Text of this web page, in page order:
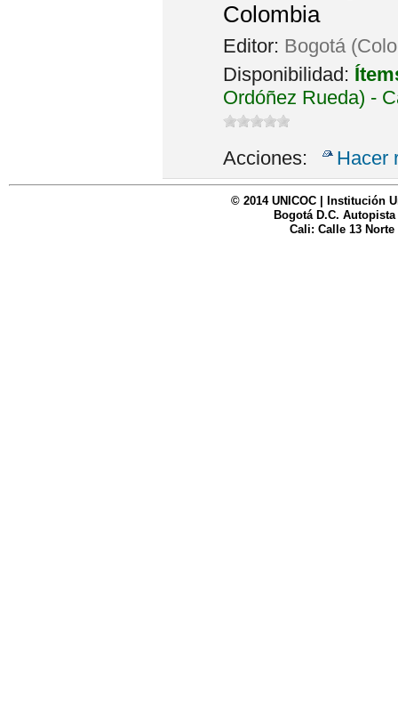
Colombia
Editor: Bogotá
Disponibilidad:
Ordóñez Rueda) -
Acciones: Hacer
© 2014 UNICOC | Institución
Bogotá D.C. Autopista
Cali: Calle 13 Norte